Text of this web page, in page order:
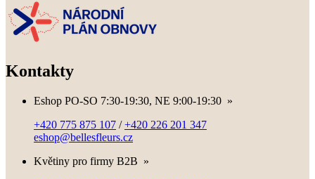
Kontakty
Eshop PO-SO 7:30-19:30, NE 9:00-19:30 »
+420 775 875 107 /+420 226 201 347
eshop@bellesfleurs.cz
Květiny pro firmy B2B »